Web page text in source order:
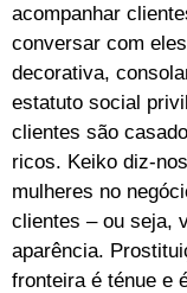
acompanhar
conversar com
decorativa,
estatuto social
clientes são
ricos. Keiko diz-
mulheres no
clientes – ou seja,
aparência.
fronteira é ténue e